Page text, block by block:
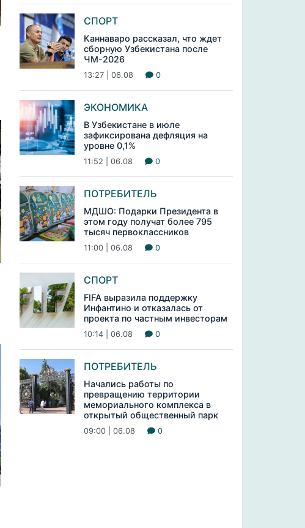
СПОРТ
Каннаваро рассказал, что ждет
сборную Узбекистана после
ЧМ-2026
13:27 | 06.08 0
ЭКОНОМИКА
В Узбекистане в июле
зафиксирована дефляция на
уровне 0,1%
11:52 | 06.08 0
ПОТРЕБИТЕЛЬ
МДШО: Подарки Президента в
этом году получат более 795
тысяч первоклассников
11:00 | 06.08 0
СПОРТ
FIFA выразила поддержку
Инфантино и отказалась от
проекта по частным инвесторам
10:14 | 06.08 0
ПОТРЕБИТЕЛЬ
Начались работы по
превращению территории
мемориального комплекса в
открытый общественный парк
09:00 | 06.08 0